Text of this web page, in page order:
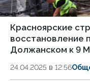
Красноярские
восстановление
Должанском к 9
24.04.2025 в 12:56